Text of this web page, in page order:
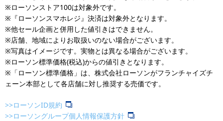
※ローソンストア100は対象外です。
※『ローソンスマホレジ』決済は対象外となります。
※他セール企画と併用した値引きはできません。
※店舗、地域によりお取扱いのない場合がございます。
※写真はイメージです。実物とは異なる場合がございます。
※ローソン標準価格(税込)からの値引きとなります。
※「ローソン標準価格」は、株式会社ローソンがフランチャイズチ
ェーン本部として各店舗に対し推奨する売価です。
>>ローソンID規約
>>ローソングループ個人情報保護方針